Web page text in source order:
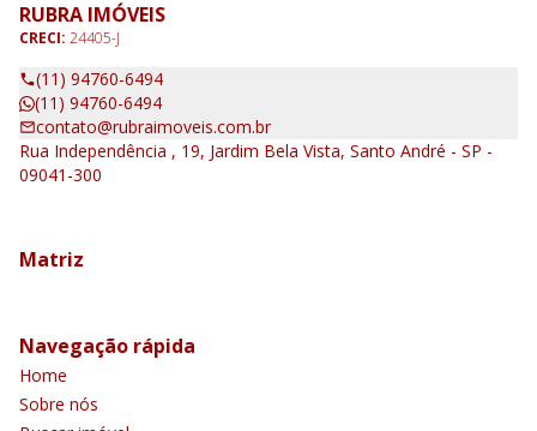
RUBRA IMÓVEIS
CRECI: 24405-J
(11) 94760-6494
(11) 94760-6494
contato@rubraimoveis.com.br
Rua Independência , 19, Jardim Bela Vista, Santo André - SP -
09041-300
Matriz
Navegação rápida
Home
Sobre nós